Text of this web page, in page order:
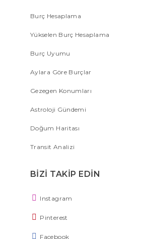
Burç Hesaplama
Yükselen Burç Hesaplama
Burç Uyumu
Aylara Göre Burçlar
Gezegen Konumları
Astroloji Gündemi
Doğum Haritası
Transit Analizi
BİZİ TAKİP EDİN
Instagram
Pinterest
Facebook